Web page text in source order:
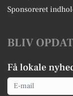
Sponsoreret
BLIV
Få lokale
Email